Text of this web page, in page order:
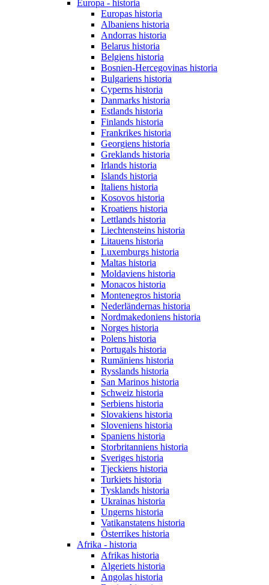
Europa - historia
Europas historia
Albaniens historia
Andorras historia
Belarus historia
Belgiens historia
Bosnien-Hercegovinas historia
Bulgariens historia
Cyperns historia
Danmarks historia
Estlands historia
Finlands historia
Frankrikes historia
Georgiens historia
Greklands historia
Irlands historia
Islands historia
Italiens historia
Kosovos historia
Kroatiens historia
Lettlands historia
Liechtensteins historia
Litauens historia
Luxemburgs historia
Maltas historia
Moldaviens historia
Monacos historia
Montenegros historia
Nederländernas historia
Nordmakedoniens historia
Norges historia
Polens historia
Portugals historia
Rumäniens historia
Rysslands historia
San Marinos historia
Schweiz historia
Serbiens historia
Slovakiens historia
Sloveniens historia
Spaniens historia
Storbritanniens historia
Sveriges historia
Tjeckiens historia
Turkiets historia
Tysklands historia
Ukrainas historia
Ungerns historia
Vatikanstatens historia
Österrikes historia
Afrika - historia
Afrikas historia
Algeriets historia
Angolas historia